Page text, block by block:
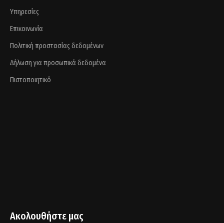
Υπηρεσίες
Επικοινωνία
Πολιτική προστασίας δεδομένων
Δήλωση για προσωπικά δεδομένα
Πιστοποιητικό
Ακολουθήστε μας